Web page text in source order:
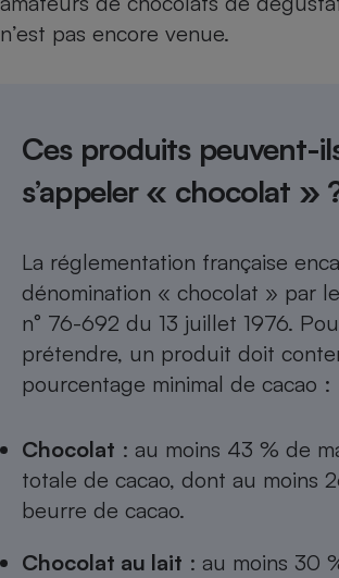
n’est pas encore venue.
Ces produits peuvent-
s’appeler « chocolat »
La réglementation française
dénomination « chocolat » par
n° 76-692 du 13 juillet 1976.
prétendre, un produit doit
pourcentage minimal de cacao :
Chocolat : au moins 43 % de
totale de cacao, dont au moins
beurre de cacao.
Chocolat au lait : au moins 30